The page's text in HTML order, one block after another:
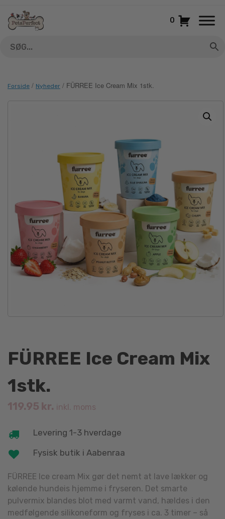
indhold
0
Forside / Nyheder / FÜRREE Ice Cream Mix 1stk.
FÜRREE Ice Cream Mix
1stk.
119.95 kr. inkl. moms
Levering 1-3 hverdage
Fysisk butik i Aabenraa
FÜRREE Ice cream Mix gør det nemt at lave lækker og
kølende hundeis hjemme i fryseren. Det smarte
pulvermix blandes blot med varmt vand, hældes i den
medfølgende silikoneform og fryses i ca. 3 timer – så